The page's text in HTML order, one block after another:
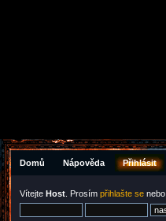
Domů Nápověda Přihlásit
Vítejte Host . Prosím přihlašte se nebo